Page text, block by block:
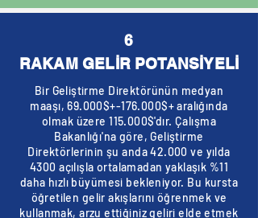
6
RAKAM GELİR POTANSİYELİ
Bir Geliştirme Direktörünün medyan
maaşı, 69.000$+-176.000$+ aralığında
olmak üzere 115.000$'dır. Çalışma
Bakanlığı'na göre, Geliştirme
Direktörlerinin şu anda 42.000 ve yılda
4300 açılışla ortalamadan yaklaşık %11
daha hızlı büyümesi bekleniyor. Bu kursta
öğretilen gelir akışlarını öğrenmek ve
kullanmak, arzu ettiğiniz geliri elde etmek